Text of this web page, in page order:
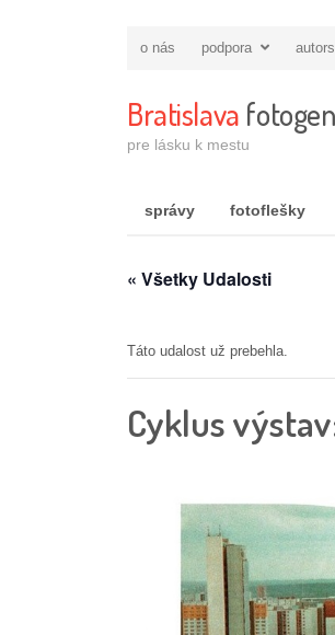
o nás podpora
Bratislava
pre lásku k mestu
správy fotoflešky
« Všetky Udalosti
Táto udalost už prebehla.
Cyklus